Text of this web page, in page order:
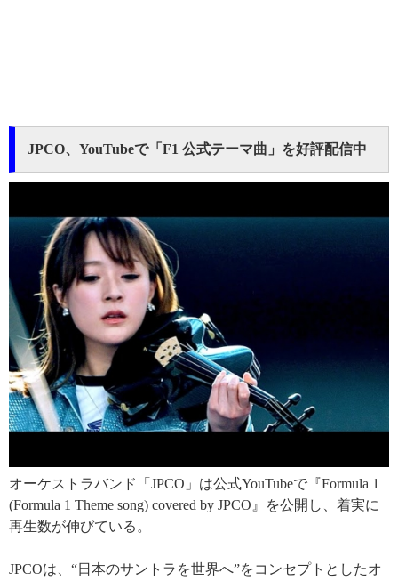
JPCO、YouTubeで「F1 公式テーマ曲」を好評配信中
オーケストラバンド「JPCO」は公式YouTubeで『Formula 1
(Formula 1 Theme song) covered by JPCO』を公開し、着実に
再生数が伸びている。
JPCOは、“日本のサントラを世界へ”をコンセプトとしたオ